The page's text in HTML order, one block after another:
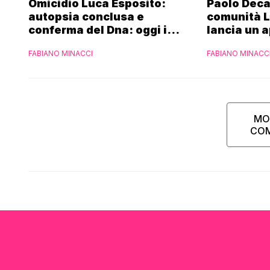
Omicidio Luca Esposito:
autopsia conclusa e
conferma del Dna: oggi i
FABIANO MINACCI
Paolo
comunità
lancia un
FABIANO MINACCI